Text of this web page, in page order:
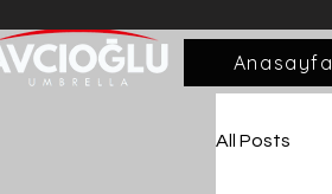
Anasayfa
All Posts